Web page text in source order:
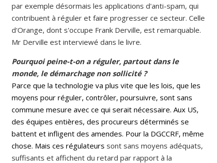
par exemple désormais les applications d'anti-spam, qui
contribuent à réguler et faire progresser ce secteur. Celle
d'Orange, dont s'occupe Frank Derville, est remarquable.
Mr Derville est interviewé dans le livre.
Pourquoi peine-t-on a réguler, partout dans le
monde, le démarchage non sollicité ?
Parce que la technologie va plus vite que les lois, que les
moyens pour réguler, contrôler, poursuivre, sont sans
commune mesure avec ce qui serait nécessaire. Aux US,
des équipes entières, des procureurs déterminés se
battent et infligent des amendes. Pour la DGCCRF, même
chose. Mais ces régulateurs sont sans moyens adéquats,
suffisants et affichent du retard par rapport à la